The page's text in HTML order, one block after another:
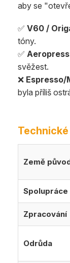
aby se
✅ V60 /
tóny.
✅
svěžest.
❌ Espresso/
byla příliš
Země
Spolupráce
Zpracování
Odrůda